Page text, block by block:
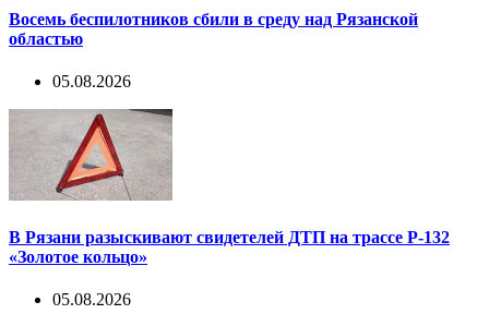
Восемь беспилотников сбили в среду над Рязанской
областью
05.08.2026
В Рязани разыскивают свидетелей ДТП на трассе Р-132
«Золотое кольцо»
05.08.2026